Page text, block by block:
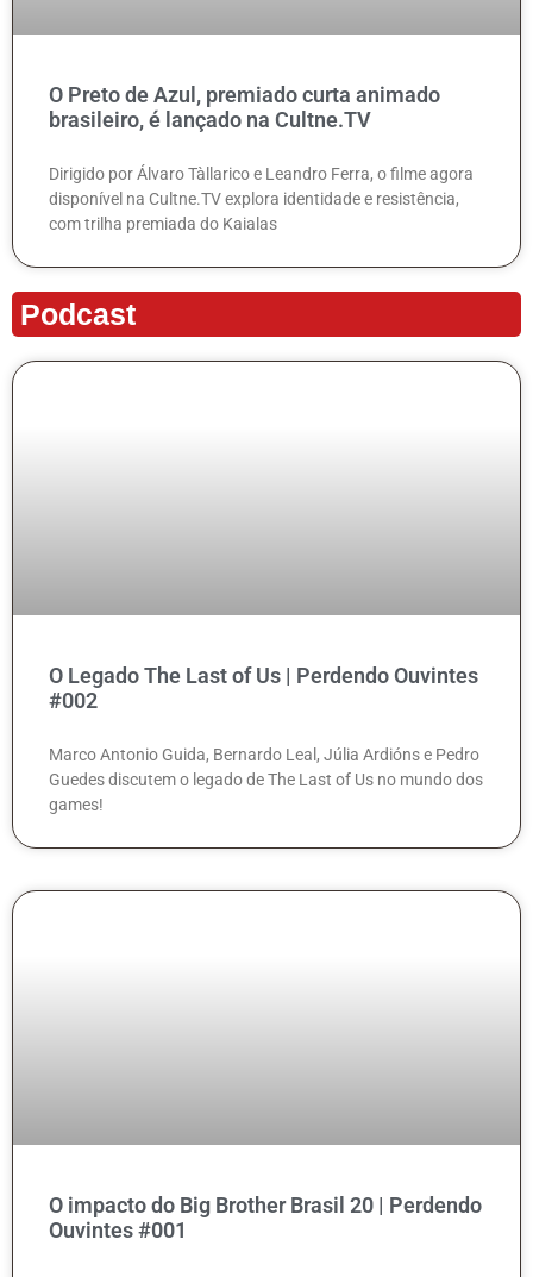
O Preto de Azul, premiado curta animado
brasileiro, é lançado na Cultne.TV
Dirigido por Álvaro Tàllarico e Leandro Ferra, o filme agora
disponível na Cultne.TV explora identidade e resistência,
com trilha premiada do Kaialas
Podcast
O Legado The Last of Us | Perdendo Ouvintes
#002
Marco Antonio Guida, Bernardo Leal, Júlia Ardións e Pedro
Guedes discutem o legado de The Last of Us no mundo dos
games!
O impacto do Big Brother Brasil 20 | Perdendo
Ouvintes #001